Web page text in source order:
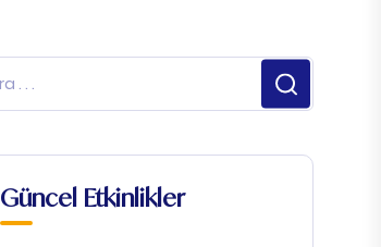
Güncel Etkinlikler